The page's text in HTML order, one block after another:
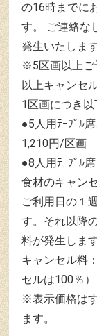
の16時までに
す。 ご連絡な
発生いたしま
※5区画以上ご
以上キャンセ
1区画につき以
●5人用ﾃｰﾌﾞﾙ
1,210円/区画
●8人用ﾃｰﾌﾞﾙ
食材のキャン
ご利用日の１
す。それ以降
料が発生します
キャンセル料
セルは100％）
※表示価格は
ます。